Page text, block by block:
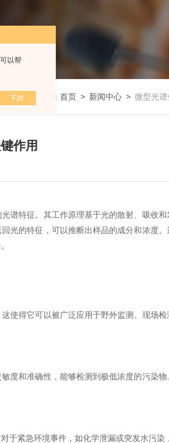
以帮
我的位置： 首页 > 新闻中心 > 微型光
作用
谱特征。其工作原理基于光的散射、吸收
光的特征，可以推断出样品的成分和浓度
得它可以被广泛应用于野外监测、现场检
和准确性，能够检测到极低浓度的污染物
紧急环境事件，如化学泄漏或突发水污染